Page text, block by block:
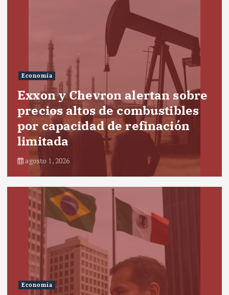
Economía
Exxon y Chevron alertan sobre
precios altos de combustibles
por capacidad de refinación
limitada
agosto 1, 2026
Economía